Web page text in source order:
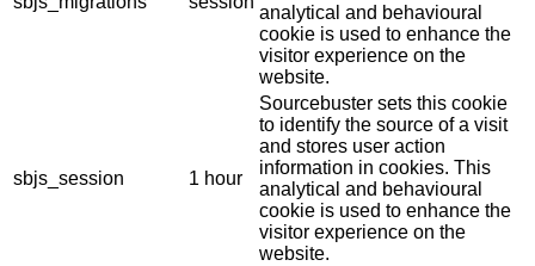
analytical and behavioural
cookie is used to enhance the
visitor experience on the
website.
sbjs_session 1 hour
Sourcebuster sets this cookie
to identify the source of a visit
and stores user action
information in cookies. This
analytical and behavioural
cookie is used to enhance the
visitor experience on the
website.